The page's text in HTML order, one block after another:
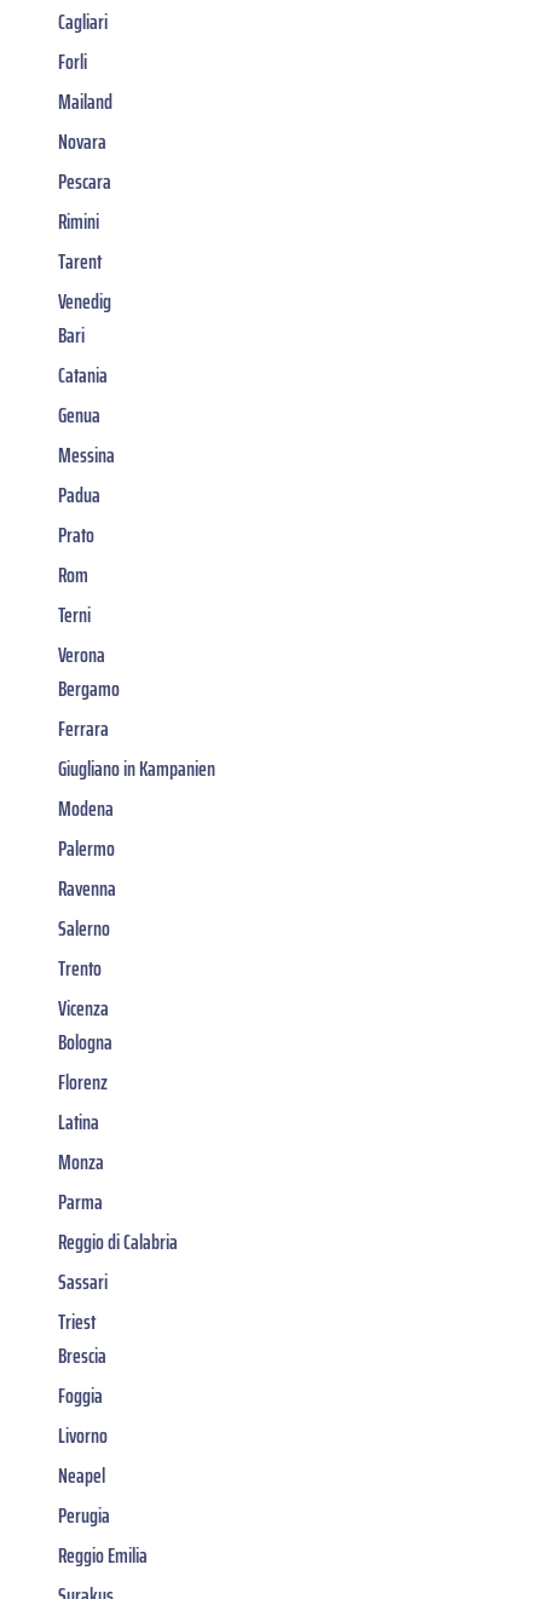
Cagliari
Forli
Mailand
Novara
Pescara
Rimini
Tarent
Venedig
Bari
Catania
Genua
Messina
Padua
Prato
Rom
Terni
Verona
Bergamo
Ferrara
Giugliano in Kampanien
Modena
Palermo
Ravenna
Salerno
Trento
Vicenza
Bologna
Florenz
Latina
Monza
Parma
Reggio di Calabria
Sassari
Triest
Brescia
Foggia
Livorno
Neapel
Perugia
Reggio Emilia